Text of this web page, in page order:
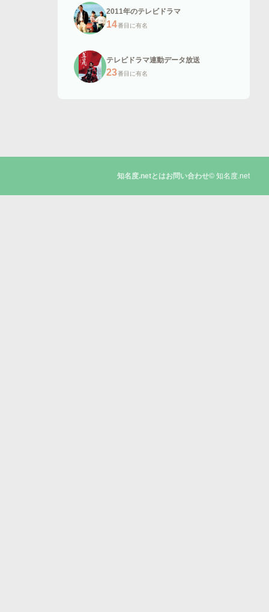
2011年のテレビドラマ
14番目に有名
テレビドラマ連動データ放送
23番目に有名
知名度.netとはお問い合わせ© 知名度.net